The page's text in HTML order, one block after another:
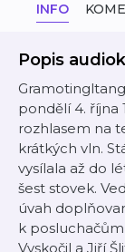
INFO
Popis
pondělí 4. října
rozhlasem na
krátkých vln.
vysílala až do
šest stovek.
úvah
k
Vyskočil a Jiří